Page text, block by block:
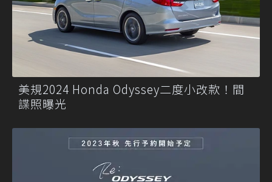
美規2024 Honda Odyssey二度小改款！間
諜照曝光